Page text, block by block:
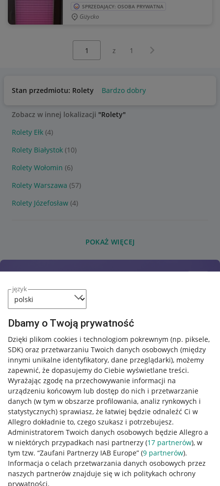
język
Dbamy o Twoją prywatność
Dzięki plikom cookies i technologiom pokrewnym (np. piksele,
SDK) oraz przetwarzaniu Twoich danych osobowych (między
innymi unikalne identyfikatory, dane przeglądarki), możemy
zapewnić, że dopasujemy do Ciebie wyświetlane treści.
Wyrażając zgodę na przechowywanie informacji na
urządzeniu końcowym lub dostęp do nich i przetwarzanie
danych (w tym w obszarze profilowania, analiz rynkowych i
statystycznych) sprawiasz, że łatwiej będzie odnaleźć Ci w
Allegro dokładnie to, czego szukasz i potrzebujesz.
Administratorem Twoich danych osobowych będzie Allegro a
w niektórych przypadkach nasi partnerzy (17 partnerów), w
tym tzw. “Zaufani Partnerzy IAB Europe” (9 partnerów).
Informacja o celach przetwarzania danych osobowych przez
naszych partnerów znajduje się w ich politykach ochrony
prywatności.
SPRZEDAJĄCY: OSOBA PRYWATNA
Giżycko
z 1 Następna strona
Stan przedmiotu: Rolety Bardzo dobry
Zobacz w innej lokalizacji "Rolety"
Rolety Ełk (4)
Rolety Białystok (10)
Rolety Wołomin (6)
Rolety Warszawa (57)
Rolety Józefosław (4)
POKAŻ WIĘCEJ
Przydatne informacje